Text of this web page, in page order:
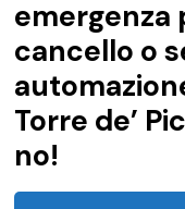
emergenza
cancello o
Torre de’
no!